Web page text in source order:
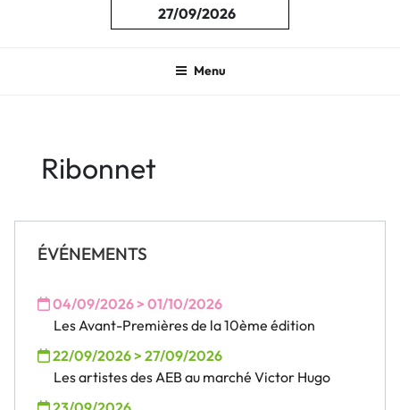
27/09/2026
Menu
Ribonnet
ÉVÉNEMENTS
04/09/2026 > 01/10/2026
Les Avant-Premières de la 10ème édition
22/09/2026 > 27/09/2026
Les artistes des AEB au marché Victor Hugo